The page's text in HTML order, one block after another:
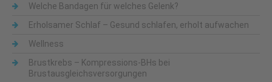
Welche Bandagen für welches Gelenk?
Erholsamer Schlaf – Gesund schlafen, erholt aufwachen
Wellness
Brustkrebs – Kompressions-BHs bei
Brustausgleichsversorgungen